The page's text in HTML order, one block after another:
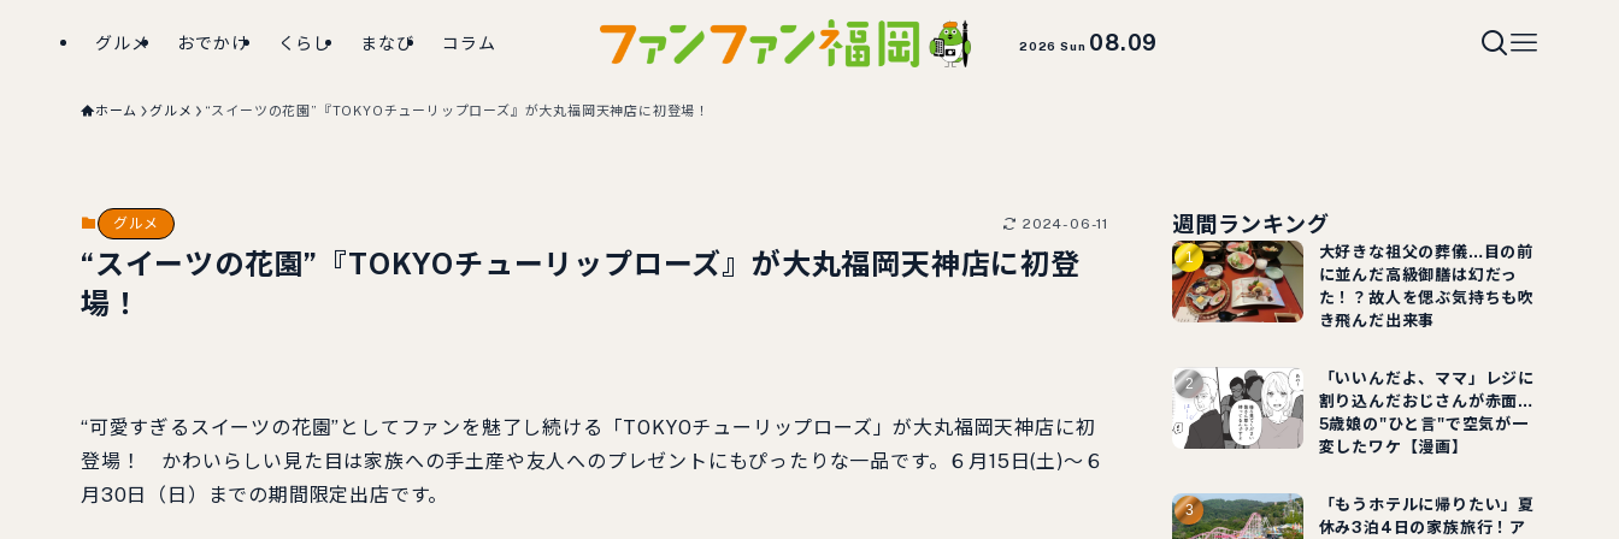
グルメ おでかけ くらし まなび コラム 2026 Sun 08.09
ホーム グルメ “スイーツの花園”『TOKYOチューリップローズ』が大丸福岡天神店に初登場！
グルメ 2024-06-11
“スイーツの花園”『TOKYOチューリップローズ』が大丸福岡天神店に初登
場！
“可愛すぎるスイーツの花園”としてファンを魅了し続ける「TOKYOチューリップローズ」が大丸福岡天神店に初
登場！ かわいらしい見た目は家族への手土産や友人へのプレゼントにもぴったりな一品です。６月15日(土)～６
月30日（日）までの期間限定出店です。
週間ランキング
大好きな祖父の葬儀…目の前
に並んだ高級御膳は幻だっ
た！？故人を偲ぶ気持ちも吹
き飛んだ出来事
「いいんだよ、ママ」レジに
割り込んだおじさんが赤面…
5歳娘の"ひと言"で空気が一
変したワケ【漫画】
「もうホテルに帰りたい」夏
休み3泊4日の家族旅行！ア